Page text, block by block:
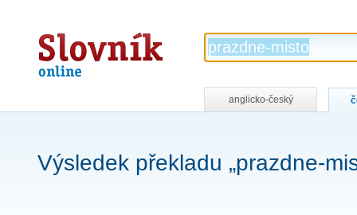
Slovník
online
anglicko-český
Výsledek překladu „prazdne-